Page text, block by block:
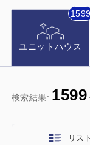
店舗
勉強部屋・子供部
ユニットハウス
1599
検索結果: 1599
リス